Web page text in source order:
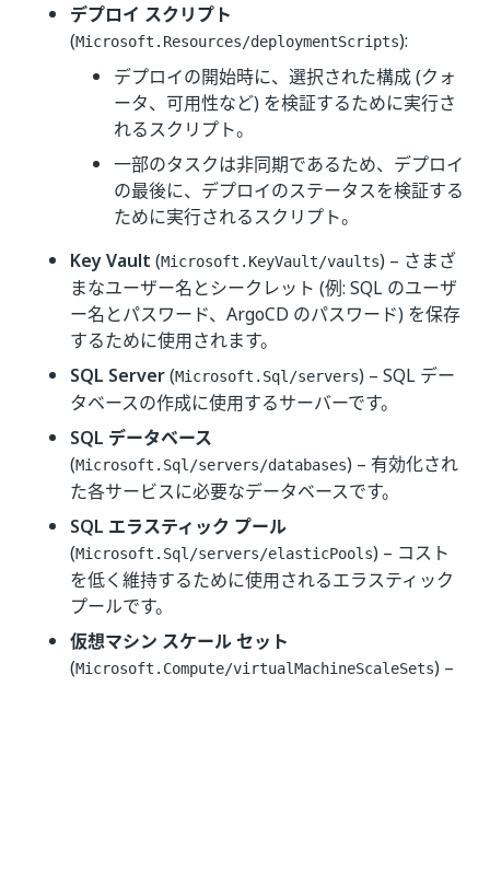
デプロイ スクリプト
(Microsoft.Resources/deploymentScripts):
デプロイの開始時に、選択された構成 (クォ
ータ、可用性など) を検証するために実行さ
れるスクリプト。
一部のタスクは非同期であるため、デプロイ
の最後に、デプロイのステータスを検証する
ために実行されるスクリプト。
Key Vault (Microsoft.KeyVault/vaults) – さまざ
まなユーザー名とシークレット (例: SQL のユーザ
ー名とパスワード、ArgoCD のパスワード) を保存
するために使用されます。
SQL Server(Microsoft.Sql/servers) – SQL デー
タベースの作成に使用するサーバーです。
SQL データベース
(Microsoft.Sql/servers/databases) – 有効化され
た各サービスに必要なデータベースです。
SQL エラスティック プール
(Microsoft.Sql/servers/elasticPools) – コスト
を低く維持するために使用されるエラスティック
プールです。
仮想マシン スケール セット
(Microsoft.Compute/virtualMachineScaleSets) –